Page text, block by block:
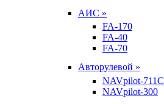
АИС »
FA-170
FA-40
FA-70
Авторулевой »
NAVpilot-711С
NAVpilot-300